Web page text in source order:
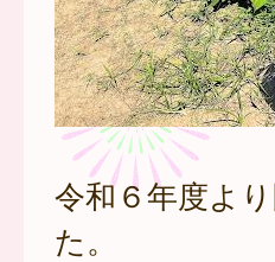
令和６年度よ
た。